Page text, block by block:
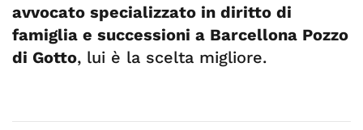
avvocato specializzato in diritto di
famiglia e successioni a Barcellona Pozzo
di Gotto, lui è la scelta migliore.